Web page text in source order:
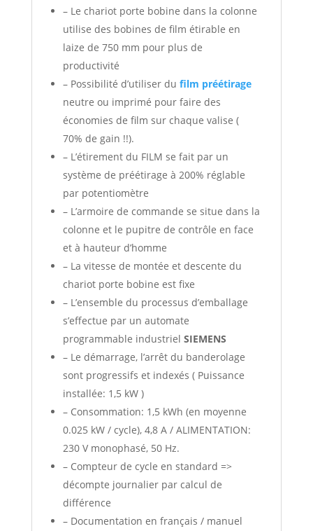
– Le chariot porte bobine dans la colonne
utilise des bobines de film étirable en
laize de 750 mm pour plus de
productivité
– Possibilité d’utiliser du film préétirage
neutre ou imprimé pour faire des
économies de film sur chaque valise (
70% de gain !!).
– L’étirement du FILM se fait par un
système de préétirage à 200% réglable
par potentiomètre
– L’armoire de commande se situe dans la
colonne et le pupitre de contrôle en face
et à hauteur d’homme
– La vitesse de montée et descente du
chariot porte bobine est fixe
– L’ensemble du processus d’emballage
s’effectue par un automate
programmable industriel SIEMENS
– Le démarrage, l’arrêt du banderolage
sont progressifs et indexés ( Puissance
installée: 1,5 kW )
– Consommation: 1,5 kWh (en moyenne
0.025 kW / cycle), 4,8 A / ALIMENTATION:
230 V monophasé, 50 Hz.
– Compteur de cycle en standard =>
décompte journalier par calcul de
différence
– Documentation en français / manuel